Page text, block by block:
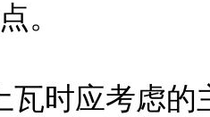
。
瓦时应考虑